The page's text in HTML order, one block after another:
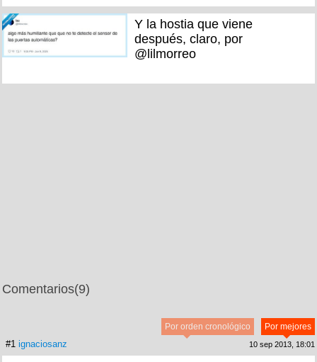
Y la hostia que viene
después, claro, por
@lilmorreo
Comentarios(9)
Por mejores
Por orden cronológico
#1 ignaciosanz 10 sep 2013, 18:01